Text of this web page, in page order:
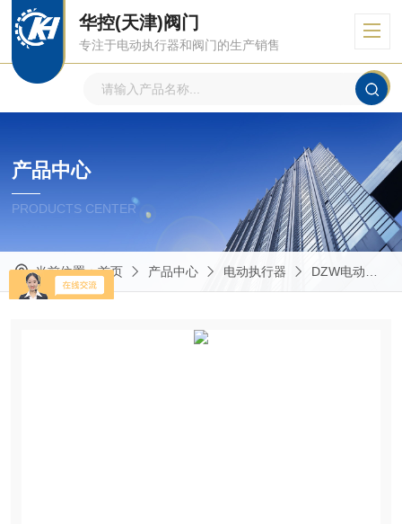
华控(天津)阀门
专注于电动执行器和阀门的生产销售
产品中心
PRODUCTS CENTER
当前位置：首页 产品中心 电动执行器 DZW电动装置